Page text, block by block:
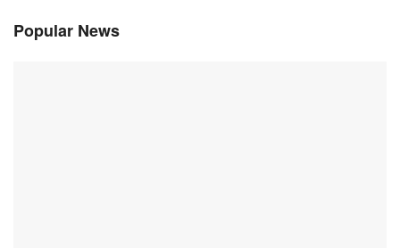
Popular News